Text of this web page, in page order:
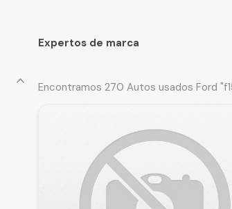
Expertos de marca
Encontramos 270 Autos usados Ford